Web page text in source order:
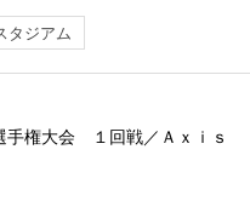
タジアム
手権大会 １回戦／Ａｘｉｓ